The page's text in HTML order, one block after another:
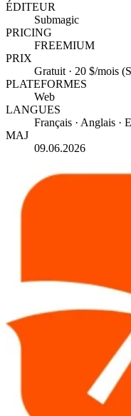
ÉDITEUR
Submagic
PRICING
FREEMIUM
PRIX
Gratuit · 20 $/mois
PLATEFORMES
Web
LANGUES
Français · Anglais ·
MAJ
09.06.2026